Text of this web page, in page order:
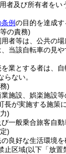
及び所有者をい
例の目的を達成
の責務)
者等は、公共の
当該自転車の見
を業とする者は、
ない。
)
施設、娯楽施設
長が実施する施策
)
一般乗合旅客自
)
良好な生活環境
止区域(以下「放置